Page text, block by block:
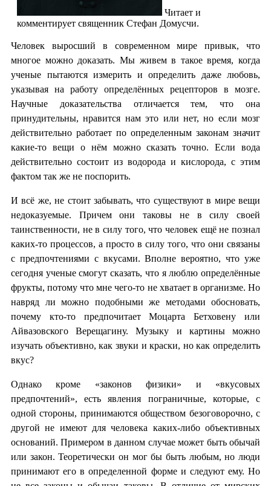
Читает и
комментирует священник Стефан Домусчи.
Человек выросший в современном мире привык, что
многое можно доказать. Мы живем в такое время, когда
ученые пытаются измерить и определить даже любовь,
указывая на работу определённых рецепторов в мозге.
Научные доказательства отличается тем, что она
принудительны, нравится нам это или нет, но если мозг
действительно работает по определенным законам значит
какие-то вещи о нём можно сказать точно. Если вода
действительно состоит из водорода и кислорода, с этим
фактом так же не поспорить.
И всё же, не стоит забывать, что существуют в мире вещи
недоказуемые. Причем они таковы не в силу своей
таинственности, не в силу того, что человек ещё не познал
каких-то процессов, а просто в силу того, что они связаны
с предпочтениями с вкусами. Вполне вероятно, что уже
сегодня ученые смогут сказать, что я люблю определённые
фрукты, потому что мне чего-то не хватает в организме. Но
навряд ли можно подобными же методами обосновать,
почему кто-то предпочитает Моцарта Бетховену или
Айвазовского Верещагину. Музыку и картины можно
изучать объективно, как звуки и краски, но как определить
вкус?
Однако кроме «законов физики» и «вкусовых
предпочтений», есть явления пограничные, которые, с
одной стороны, принимаются обществом безоговорочно, с
другой не имеют для человека каких-либо объективных
оснований. Примером в данном случае может быть обычай
или закон. Теоретически он мог бы быть любым, но люди
принимают его в определенной форме и следуют ему. Но